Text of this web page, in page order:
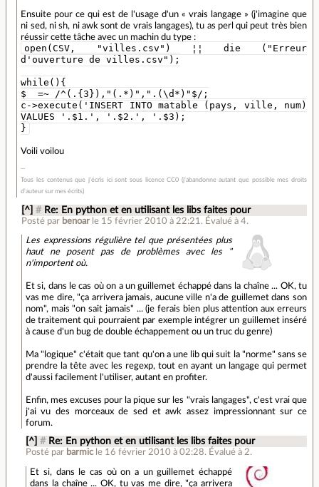
Ensuite pour ce qui est de l'usage d'un « vrais langage » (j'imagine que
ni sed, ni sh, ni awk sont de vrais langages), tu as perl qui peut très bien
réussir cette tâche avec un machin du type :
open(CSV, "villes.csv") ¦¦ die ("Erreur
d'ouverture de villes.csv");
while(){
$_ =~ /^(.{3}),"(.*)",".(\d*)"$/;
c->execute('INSERT INTO matable (pays, ville, num)
VALUES '.$1.', '.$2.', '.$3);
}
Voili voilou
Tous les contenus que j'écris ici sont sous licence CC0 (j'abandonne autant que possible mes droits
d'auteur sur mes écrits)
[^] # Re: En python et en utilisant les libs faites pour
Posté par benoar le 15 février 2010 à 22:21 . Évalué à 4.
Les expressions régulière tel que présentées plus
haut ne posent pas de problèmes avec les "
n'importent où.
Et si, dans le cas où on a un guillemet échappé dans la chaîne ... OK, tu
vas me dire, "ça arrivera jamais, aucune ville n'a de guillemet dans son
nom", mais "on sait jamais" ... (je ferais bien plus attention aux erreurs
de traitement qui pourraient par exemple intégrer un guillemet inséré
à cause d'un bug de double échappement ou un truc du genre)
Ma "logique" c'était que tant qu'on a une lib qui suit la "norme" sans se
prendre la tête avec les regexp, tout en ayant un langage qui permet
d'aussi facilement l'utiliser, autant en profiter.
Enfin, mes excuses pour la pique sur les "vrais langages", c'est vrai que
j'ai vu des morceaux de sed et awk assez impressionnant sur ce
forum.
[^] # Re: En python et en utilisant les libs faites pour
Posté par barmic le 16 février 2010 à 02:28. Évalué à2.
Et si, dans le cas où on a un guillemet échappé
dans la chaîne ... OK, tu vas me dire, "ça arrivera